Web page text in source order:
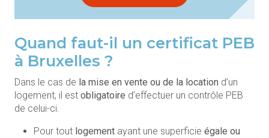
Quand faut-il un certificat PEB
à Bruxelles ?
Dans le cas de la mise en vente ou de la location d’un
logement, il est obligatoire d’effectuer un contrôle PEB
de celui-ci.
Pour tout logement ayant une superficie égale ou